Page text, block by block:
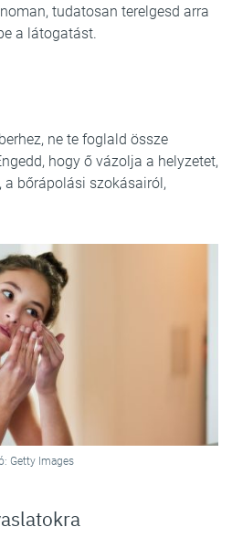
tudatosan terelgesd arra
a látogatást.
ne te foglald össze
hogy ő vázolja a helyzetet,
a bőrápolási szokásairól,
Getty Images